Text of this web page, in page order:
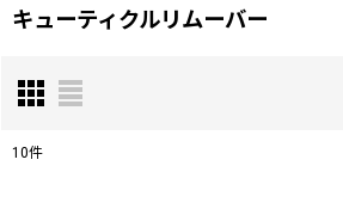
キューティクルリムーバー
10件